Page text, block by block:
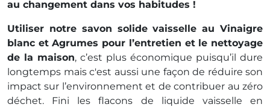
au changement dans vos habitudes !
Utiliser notre savon solide vaisselle au Vinaigre
blanc et Agrumes pour l’entretien et le nettoyage
de la maison, c’est plus économique puisqu’il dure
longtemps mais c'est aussi une façon de réduire son
impact sur l’environnement et de contribuer au zéro
déchet. Fini les flacons de liquide vaisselle en